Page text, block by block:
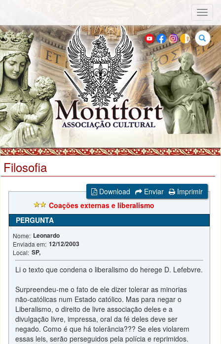
Buscar
Filosofia
Download Enviar
Imprimir
Coações externas e liberalismo
PERGUNTA
Nome: Leonardo
Enviada em: 12/12/2003
Local: SP,
Li o texto que condena o liberalismo do herege D. Lefebvre.
Surpreendeu-me o fato de ele dizer tolerar as minorias
não-católicas num Estado católico. Mas para negar o
Liberalismo, o direito de livre associação deles e a
divulgação livre, impressa, oral da fé deles deve ser
negado. Como é que há tolerância??? Se eles violarem
essas leis, serão perseguidos pela polícia e reprimidos.